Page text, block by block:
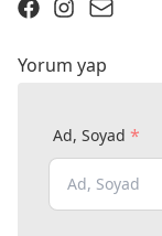
Yorum yap
Ad, Soyad *